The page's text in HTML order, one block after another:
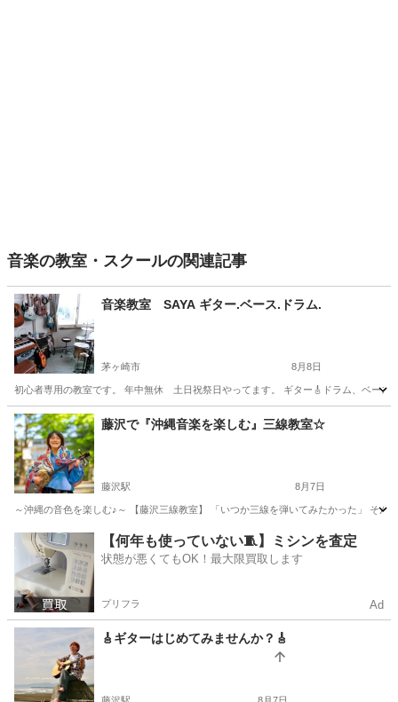
音楽の教室・スクールの関連記事
音楽教室 SAYA ギター.ベース.ドラム.
茅ヶ崎市 8月8日
初心者専用の教室です。 年中無休 土日祝祭日やってます。 ギター🎸ドラム、ベース
神奈川 茅ヶ崎市 音楽 音楽教室
藤沢で『沖縄音楽を楽しむ』三線教室☆
藤沢駅 8月7日
～沖縄の音色を楽しむ♪～ 【藤沢三線教室】 「いつか三線を弾いてみたかった」 そ
神奈川 藤沢市 藤沢駅 その他 三線
【何年も使っていない🧵】ミシンを査定
状態が悪くてもOK！最大限買取します
プリフラ Ad
🎸ギターはじめてみませんか？🎸